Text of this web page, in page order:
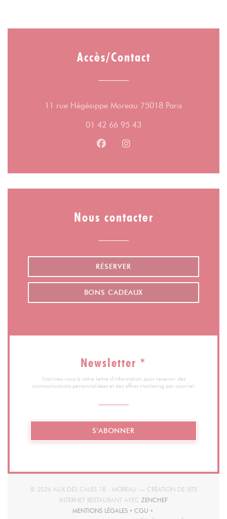
Accès/Contact
11 rue Hégésippe Moreau 75018 Paris
01 42 66 95 43
Facebook ((ouvre une nouvelle
Instagram ((ouvre une
Nous contacter
RÉSERVER
BONS CADEAUX
Newsletter *
Inscrivez-vous à notre lettre d'information pour recevoir des
communications personnalisées et des offres marketing par courriel.
S'ABONNER
© 2026 AUX DÉS CALÉS 18 - MOREAU — CRÉATION DE SITE
INTERNET RESTAURANT AVEC ZENCHEF((OUVRE UNE
MENTIONS LÉGALES
((OUVRE UNE NOUVELLE FENÊTRE))
CGU
((OUVRE UNE NOUVELLE